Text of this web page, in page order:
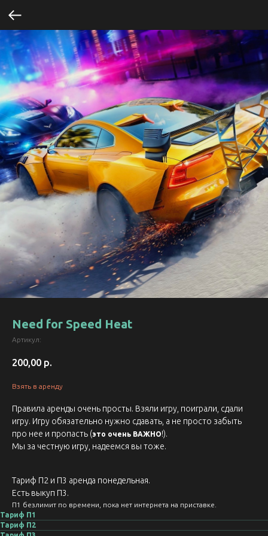
Need for Speed Heat
Артикул:
200,00 р.
Взять в аренду
Правила аренды очень просты. Взяли игру, поиграли, сдали
игру. Игру обязательно нужно сдавать, а не просто забыть
про нее и пропасть (это очень ВАЖНО!).
Мы за честную игру, надеемся вы тоже.
Тариф П2 и П3 аренда понедельная.
Есть выкуп П3.
П1 безлимит по времени, пока нет интернета на приставке.
Тариф П1
Тариф П2